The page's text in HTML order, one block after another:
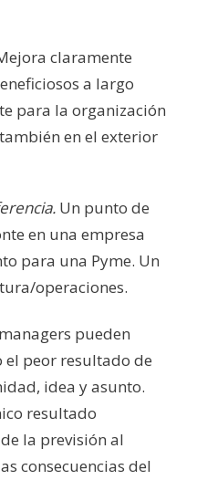
claramente
a largo
para la organización
en el exterior
Un punto de
en una empresa
para una Pyme. Un
operaciones.
pueden
peor resultado de
idea y asunto.
resultado
la previsión al
consecuencias del